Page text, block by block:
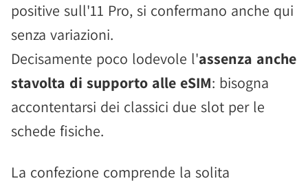
positive sull'11 Pro, si confermano anche qui
senza variazioni.
Decisamente poco lodevole l'assenza anche
stavolta di supporto alle eSIM: bisogna
accontentarsi dei classici due slot per le
schede fisiche.
La confezione comprende la solita